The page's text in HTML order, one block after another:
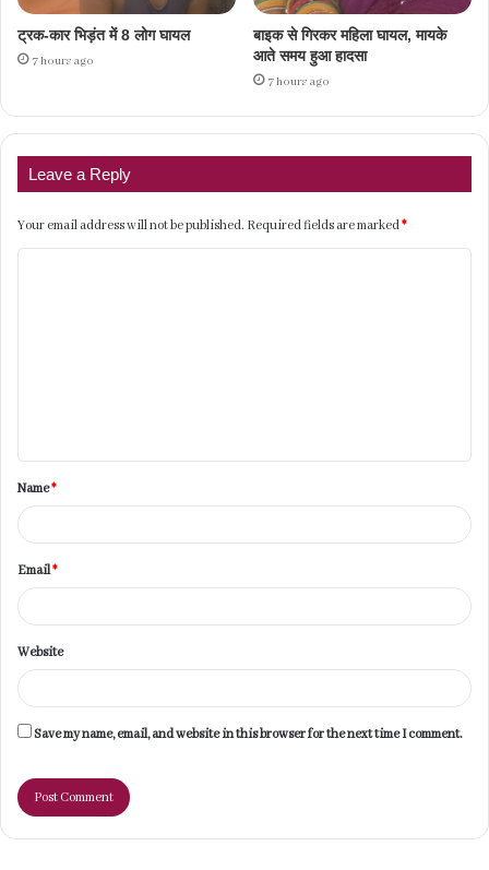
ट्रक-कार भिड़ंत में 8 लोग घायल
7 hours ago
बाइक से गिरकर महिला घायल, मायके
आते समय हुआ हादसा
7 hours ago
Leave a Reply
Your email address will not be published. Required fields are marked*
t
*Name*
Email*
Website
Save my name, email, and website in this browser for the next time I comment.